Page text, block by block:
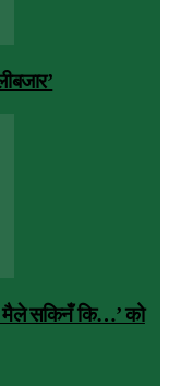
मैले सकिनँ कि…’ को